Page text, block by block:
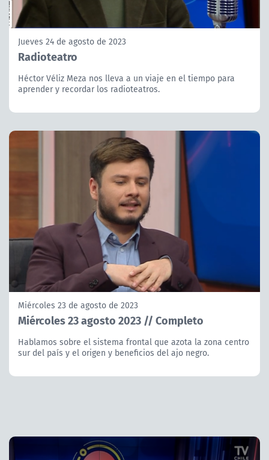
Jueves 24 de agosto de 2023
Radioteatro
Héctor Véliz Meza nos lleva a un viaje en el tiempo para
aprender y recordar los radioteatros.
Miércoles 23 de agosto de 2023
Miércoles 23 agosto 2023 // Completo
Hablamos sobre el sistema frontal que azota la zona centro
sur del país y el origen y beneficios del ajo negro.